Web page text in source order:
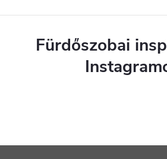
Fürdőszobai